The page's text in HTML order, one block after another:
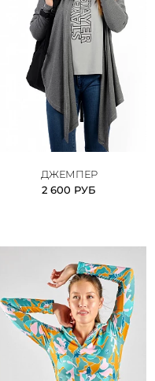
ДЖЕМПЕР
2 600 РУБ